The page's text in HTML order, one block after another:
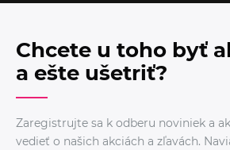
Chcete u toho byť
a ešte ušetriť?
Zaregistrujte sa k odberu noviniek a
vedieť o našich akciách a zľavách.